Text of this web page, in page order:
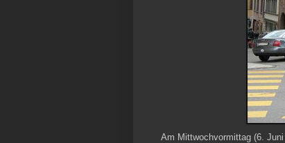
Am Mittwochvormittag (6.